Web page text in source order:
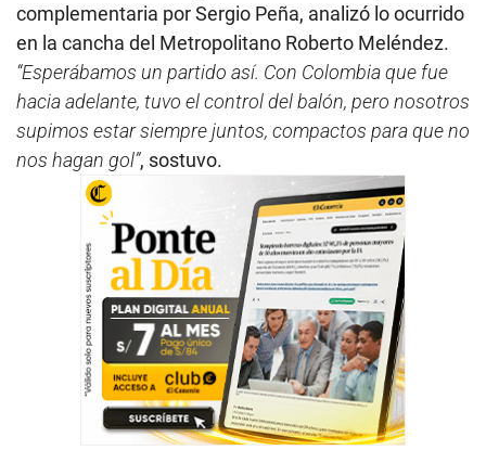
complementaria por Sergio Peña, analizó lo ocurrido
en la cancha del Metropolitano Roberto Meléndez.
“Esperábamos un partido así. Con Colombia que fue
hacia adelante, tuvo el control del balón, pero nosotros
supimos estar siempre juntos, compactos para que no
nos hagan gol”, sostuvo.